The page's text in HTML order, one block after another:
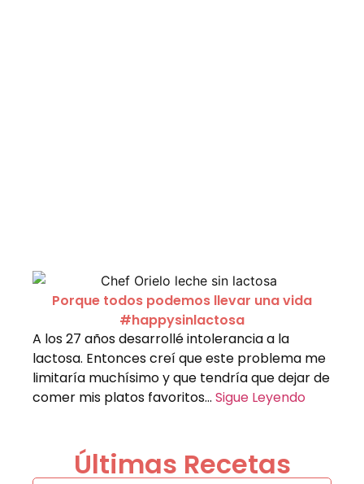
Porque todos podemos llevar una vida
#happysinlactosa
A los 27 años desarrollé intolerancia a la
lactosa. Entonces creí que este problema me
limitaría muchísimo y que tendría que dejar de
comer mis platos favoritos… Sigue Leyendo
Últimas Recetas